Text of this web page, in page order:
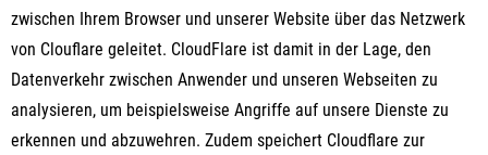
zwischen Ihrem Browser und unserer Website über das Netzwerk
von Clouflare geleitet. CloudFlare ist damit in der Lage, den
Datenverkehr zwischen Anwender und unseren Webseiten zu
analysieren, um beispielsweise Angriffe auf unsere Dienste zu
erkennen und abzuwehren. Zudem speichert Cloudflare zur